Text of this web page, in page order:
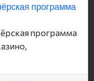
программа
программа